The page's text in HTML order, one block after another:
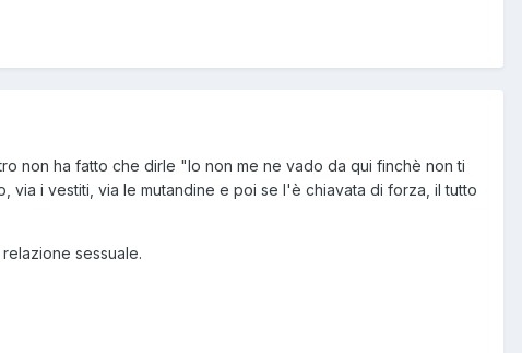
non ha fatto che dirle "Io non me ne vado da qui finchè non ti
via i vestiti, via le mutandine e poi se l'è chiavata di forza, il tutto
sessuale.